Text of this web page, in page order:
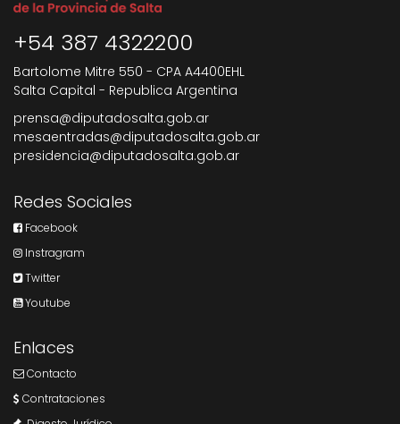
+54 387 4322200
Bartolome Mitre 550 - CPA A4400EHL
Salta Capital - Republica Argentina
prensa@diputadosalta.gob.ar
mesaentradas@diputadosalta.gob.ar
presidencia@diputadosalta.gob.ar
Redes Sociales
Facebook
Instragram
Twitter
Youtube
Enlaces
Contacto
Contrataciones